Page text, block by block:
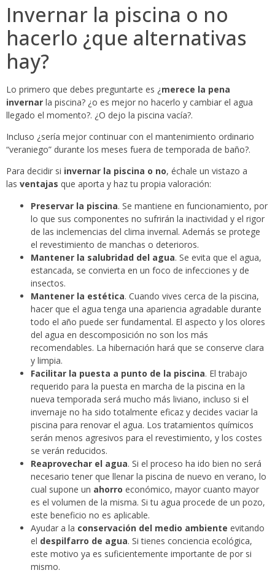
Invernar la piscina o no
hacerlo ¿que alternativas
hay?
Lo primero que debes preguntarte es ¿merece la pena
invernar la piscina? ¿o es mejor no hacerlo y cambiar el agua
llegado el momento?. ¿O dejo la piscina vacía?.
Incluso ¿sería mejor continuar con el mantenimiento ordinario
“veraniego” durante los meses fuera de temporada de baño?.
Para decidir si invernar la piscina o no, échale un vistazo a
las ventajas que aporta y haz tu propia valoración:
Preservar la piscina. Se mantiene en funcionamiento, por
lo que sus componentes no sufrirán la inactividad y el rigor
de las inclemencias del clima invernal. Además se protege
el revestimiento de manchas o deterioros.
Mantener la salubridad del agua. Se evita que el agua,
estancada, se convierta en un foco de infecciones y de
insectos.
Mantener la estética. Cuando vives cerca de la piscina,
hacer que el agua tenga una apariencia agradable durante
todo el año puede ser fundamental. El aspecto y los olores
del agua en descomposición no son los más
recomendables. La hibernación hará que se conserve clara
y limpia.
Facilitar la puesta a punto de la piscina. El trabajo
requerido para la puesta en marcha de la piscina en la
nueva temporada será mucho más liviano, incluso si el
invernaje no ha sido totalmente eficaz y decides vaciar la
piscina para renovar el agua. Los tratamientos químicos
serán menos agresivos para el revestimiento, y los costes
se verán reducidos.
Reaprovechar el agua. Si el proceso ha ido bien no será
necesario tener que llenar la piscina de nuevo en verano, lo
cual supone un ahorro económico, mayor cuanto mayor
es el volumen de la misma. Si tu agua procede de un pozo,
este beneficio no es aplicable.
Ayudar a la conservación del medio ambiente evitando
el despilfarro de agua. Si tienes conciencia ecológica,
este motivo ya es suficientemente importante de por si
mismo.